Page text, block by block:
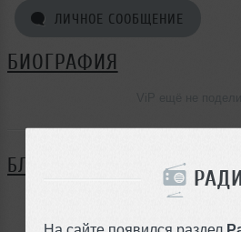
На сайте появился раздел
ЛИЧНОЕ СООБЩЕНИЕ
БИОГРАФИЯ
БЛОГ